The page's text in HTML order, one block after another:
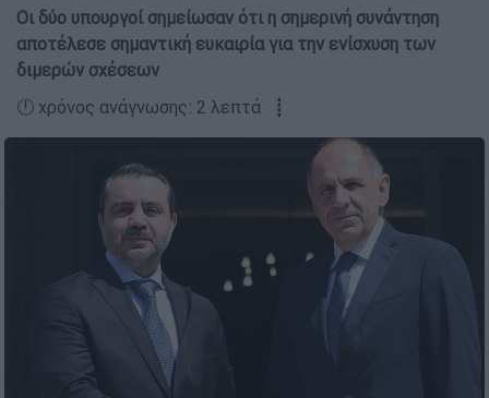
Οι δύο υπουργοί σημείωσαν ότι η σημερινή συνάντηση
αποτέλεσε σημαντική ευκαιρία για την ενίσχυση των
διμερών σχέσεων
🕛 χρόνος ανάγνωσης: 2 λεπτά ┋